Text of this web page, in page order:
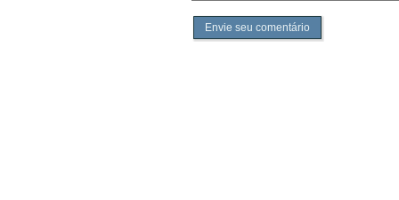
Envie seu comentário